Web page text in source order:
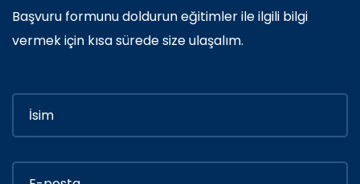
Başvuru formunu doldurun eğitimler ile ilgili bilgi
vermek için kısa sürede size ulaşalım.